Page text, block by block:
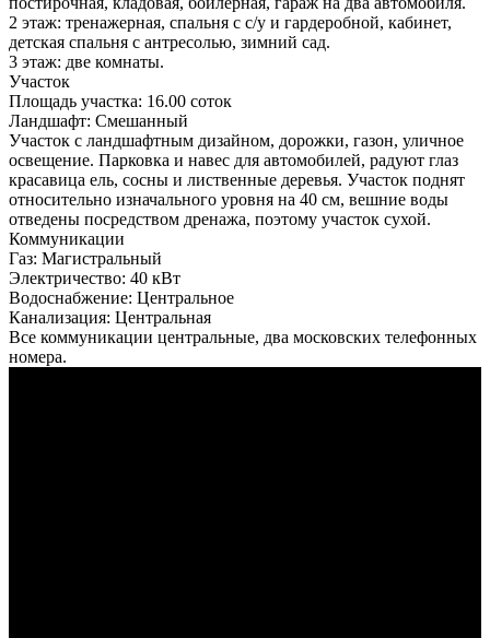
2 этаж: тренажерная, спальня с с/у и гардеробной, кабинет,
детская спальня с антресолью, зимний сад.
3 этаж: две комнаты.
Участок
Площадь участка: 16.00 соток
Ландшафт: Смешанный
Участок с ландшафтным дизайном, дорожки, газон, уличное
освещение. Парковка и навес для автомобилей, радуют глаз
красавица ель, сосны и лиственные деревья. Участок поднят
относительно изначального уровня на 40 см, вешние воды
отведены посредством дренажа, поэтому участок сухой.
Коммуникации
Газ: Магистральный
Электричество: 40 кВт
Водоснабжение: Центральное
Канализация: Центральная
Все коммуникации центральные, два московских телефонных
номера.